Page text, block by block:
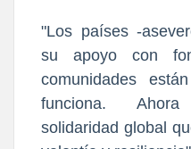
"Los países -
su apoyo con
comunidades
funciona.
solidaridad global